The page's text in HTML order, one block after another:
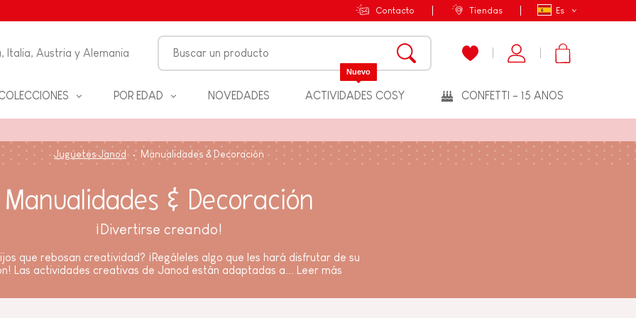
Es
Contacto Tiendas
Italia, Austria y Alemania
Y
POR EDAD NOVEDADES ACTIVIDADES COSY
Nuevo
CONFETTI - 15 ANOS
Juguetes Janod Manualidades & Decoración
Manualidades & Decoración
¡Divertirse creando!
que rebosan creatividad? ¡Regáleles algo que les hará disfrutar de su
Las actividades creativas de Janod están adaptadas a...
Leer más